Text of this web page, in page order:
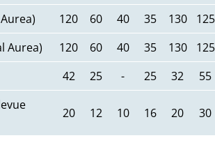
120 60 40 35 130 125
Aurea) 120 60 40 35 130 125
42 25 - 25 32 55
20 12 10 16 20 30